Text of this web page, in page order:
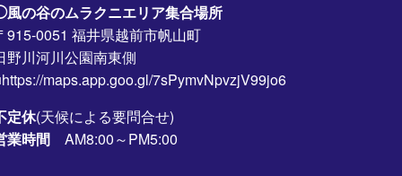
の谷のムラクニエリア集合場所
915-0051 福井県越前市帆山町
野川河川公園南東側
maps.app.goo.gl/7sPymvNpvzjV99jo6
定休(天候による要問合せ)
業時間 AM8:00～PM5:00